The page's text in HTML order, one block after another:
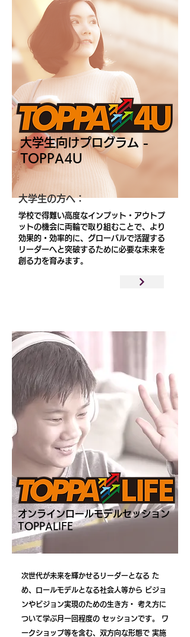
​大学生向けプログラム -
TOPPA4U
学校で得難い高度なインプット・アウトプ
ットの機会に両輪で取り組むことで、より
効果的・効率的に、グローバルで活躍する
リーダーへと突破するために必要な未来を
創る力を育みます。
大学生の方へ：
次世代が未来を輝かせるリーダーとなる た
め、ロールモデルとなる社会人等から ビジョ
ンやビジョン実現のための生き方・ 考え方に
ついて学ぶ月一回程度の セッションです。 ワ
ークショップ等を含む、双方向な形態で 実施
​オンラインロールモデルセッション
TOPPALIFE